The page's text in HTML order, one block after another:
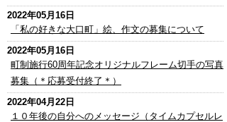
2022年05月16日
「私の好きな大口町」絵、作文の募集について
2022年05月16日
町制施行60周年記念オリジナルフレーム切手の写真
募集（＊応募受付終了＊）
2022年04月22日
１０年後の自分へのメッセージ（タイムカプセルレ